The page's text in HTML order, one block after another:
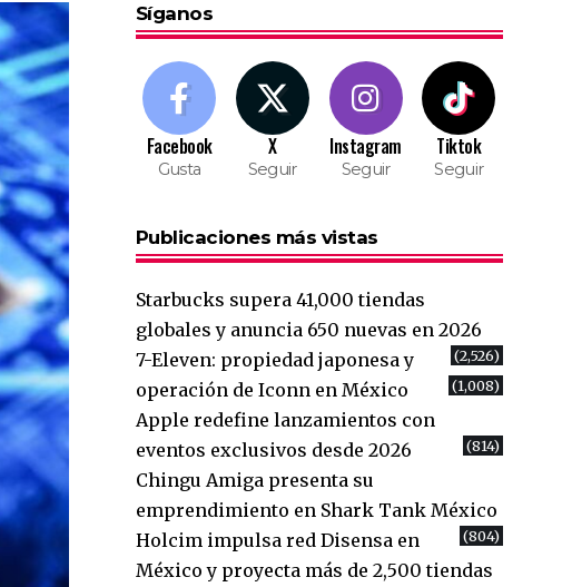
Síganos
Facebook
Gusta
X
Seguir
Instagram
Seguir
Tiktok
Seguir
Publicaciones más vistas
Starbucks supera 41,000 tiendas
globales y anuncia 650 nuevas en 2026
(2,526)
7-Eleven: propiedad japonesa y
operación de Iconn en México
(1,008)
Apple redefine lanzamientos con
eventos exclusivos desde 2026
(814)
Chingu Amiga presenta su
emprendimiento en Shark Tank México
(804)
Holcim impulsa red Disensa en
México y proyecta más de 2,500 tiendas